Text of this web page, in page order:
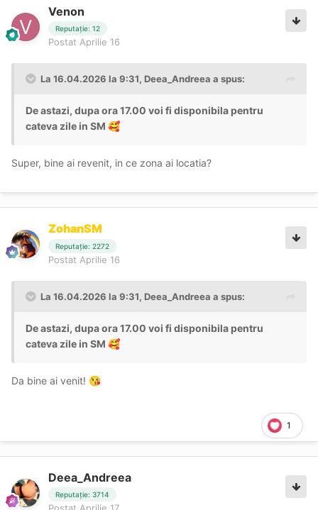
Venon
Reputație: 12
Postat Aprilie 16
La 16.04.2026 la 9:31, Deea_Andreea a spus:
De astazi, dupa ora 17.00 voi fi disponibila pentru
cateva zile in SM 🥰
Super, bine ai revenit, in ce zona ai locatia?
ZohanSM
Reputație: 2272
Postat Aprilie 16
La 16.04.2026 la 9:31, Deea_Andreea a spus:
De astazi, dupa ora 17.00 voi fi disponibila pentru
cateva zile in SM 🥰
Da bine ai venit! 😘
1
Deea_Andreea
Reputație: 3714